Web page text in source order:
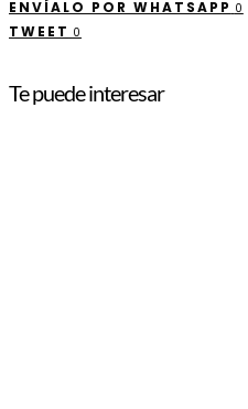
ENVÍALO POR WHATSAPP 0
TWEET 0
Te puede interesar